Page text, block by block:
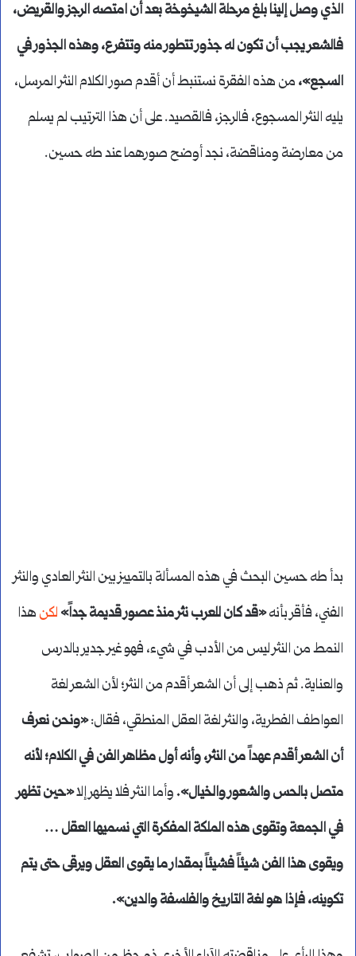
الذي وصل إلينا بلغ مرحلة الشيخوخة بعد أن امتصه الرجز والقريض،
فالشعر يجب أن تكون له جذور تتطور منه وتتفرع، وهذه الجذور في
السجع»، من هذه الفقرة نستنبط أن أقدم صور الكلام النثر المرسل،
يليه النثر المسجوع، فالرجز، فالقصيد. على أن هذا الترتيب لم يسلم
من معارضة ومناقضة، نجد أوضح صورهما عند طه حسين.
بدأ طه حسين البحث في هذه المسألة بالتمييز بين النثر العادي والنثر
الفني، فأقر بأنه«قد كان للعرب نثر منذ عصور قديمة جداً» لكن هذا
النمط من النثر ليس من الأدب في شيء، فهو غير جدير بالدرس
والعناية. ثم ذهب إلى أن الشعر أقدم من النثر؛ لأن الشعر لغة
العواطف الفطرية، والنثر لغة العقل المنطقي، فقال:«ونحن نعرف
أن الشعر أقدم عهداً من النثر، وأنه أول مظاهر الفن في الكلام؛ لأنه
متصل بالحس والشعور والخيال».وأما النثر فلا يظهر إلا«حين تظهر
في الجمعة وتقوى هذه الملكة المفكرة التي نسميها العقل …
ويقوى هذا الفن شيئاً فشيئاً بمقدار ما يقوى العقل ويرقى حتى يتم
تكوينه، فإذا هو لغة التاريخ والفلسفة والدين».